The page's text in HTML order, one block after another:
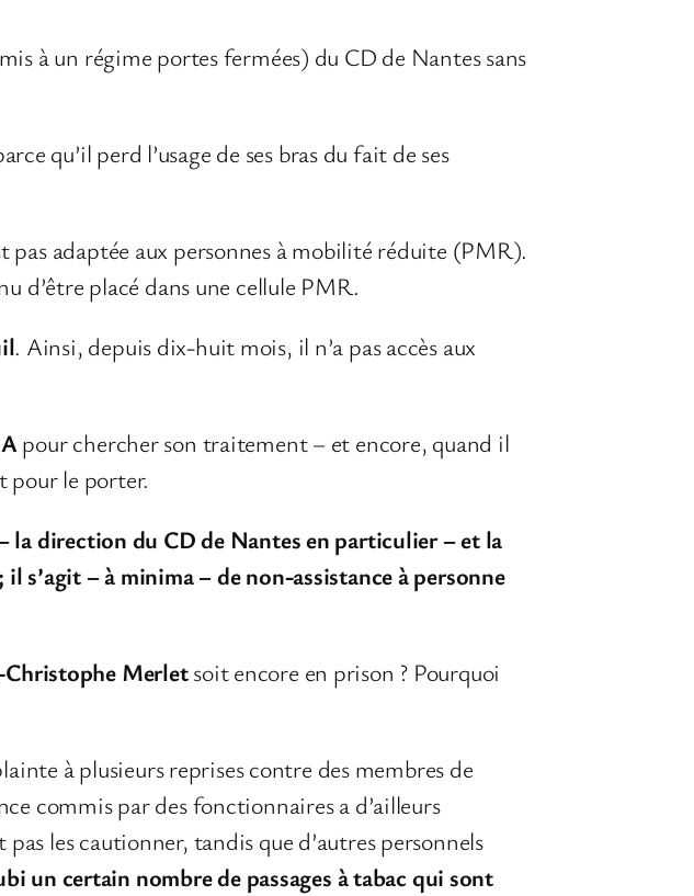
à un régime portes fermées) du CD de Nantes sans
qu’il perd l’usage de ses bras du fait de ses
pas adaptée aux personnes à mobilité réduite (PMR).
d’être placé dans une cellule PMR.
. Ainsi, depuis dix-huit mois, il n’a pas accès aux
pour chercher son traitement – et encore, quand il
pour le porter.
la direction du CD de Nantes en particulier– et la
s’agit – à minima – de non-assistance à personne
Christophe Merletsoit encore en prison ? Pourquoi
à plusieurs reprises contre des membres de
commis par des fonctionnaires a d’ailleurs
les cautionner, tandis que d’autres personnels
un certain nombre de passages à tabac qui sont